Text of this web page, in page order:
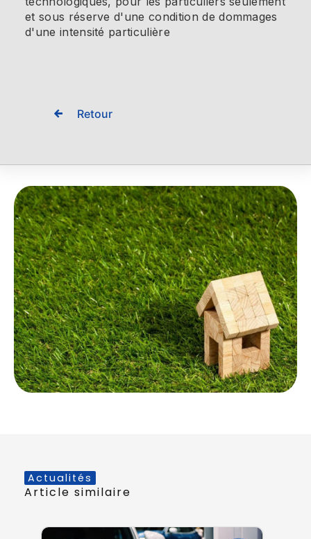
et sous réserve d'une condition de dommages
d'une intensité particulière
Retour
Actualités
Article similaire